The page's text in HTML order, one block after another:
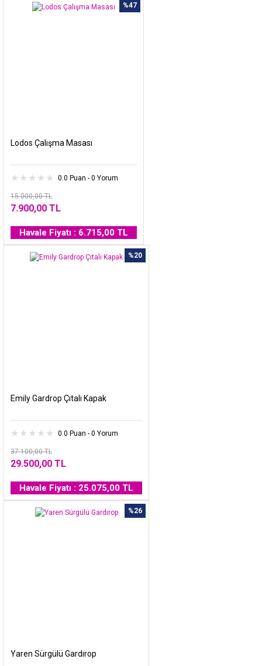
%47
Lodos Çalışma Masası
0.0 Puan - 0 Yorum
15.000,00 TL
7.900,00 TL
Havale Fiyatı : 6.715,00 TL
%20
Emily Gardrop Çıtalı Kapak
0.0 Puan - 0 Yorum
37.100,00 TL
29.500,00 TL
Havale Fiyatı : 25.075,00 TL
%26
Yaren Sürgülü Gardırop